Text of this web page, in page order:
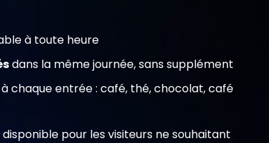
à toute heure
dans la même journée, sans supplément
à chaque entrée : café, thé, chocolat, café
pour les visiteurs ne souhaitant